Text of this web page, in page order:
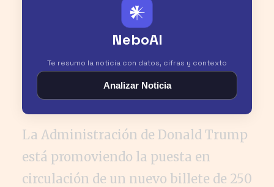
𒀭
NeboAI
Te resumo la noticia con datos, cifras y contexto
Analizar Noticia
La Administración de Donald Trump
está promoviendo la puesta en
circulación de un nuevo billete de 250